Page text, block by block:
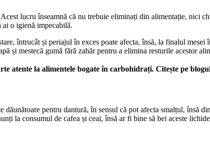
lucru înseamnă că nu trebuie eliminați din alimentație, nici
ai o igienă impecabilă.
întrucât și periajul în exces poate afecta, însă, la finalul
și mestecă gumă fără zahăr pentru a elimina resturile acestor
atente la alimentele bogate în carbohidrați. Citește pe
dăunătoare pentru dantură, în sensul că pot afecta smalțul, însă
la consumul de cafea și ceai, însă ar fi bine să bei aceste